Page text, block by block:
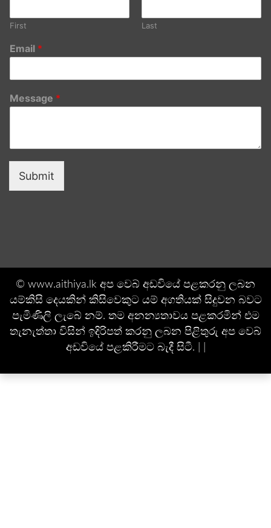
First Last
Email *
Message *
Submit
© www.aithiya.lk අප වෙබ් අඩවියේ පළකරනු ලබන
යම්කිසි දෙයකින් කිසිවෙකුට යම් අගතියක් සිදුවන බවට
පැමිණිලි ලැබේ නම්. තම අනන්‍යතාවය පළකරමින් එම
තැනැත්තා විසින් ඉදිරිපත් කරනු ලබන පිළිතුරු අප වෙබ්
අඩවියේ පළකිරීමට බැදී සිටී. | |